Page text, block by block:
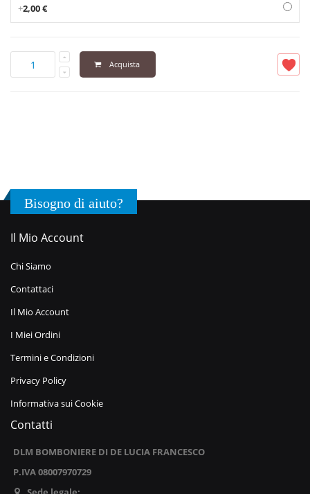
+2,00 €
Acquista
Bisogno di aiuto?
Il Mio Account
Chi Siamo
Contattaci
Il Mio Account
I Miei Ordini
Termini e Condizioni
Privacy Policy
Informativa sui Cookie
Contatti
DLM BOMBONIERE DI DE LUCIA FRANCESCO
P.IVA 08007970729